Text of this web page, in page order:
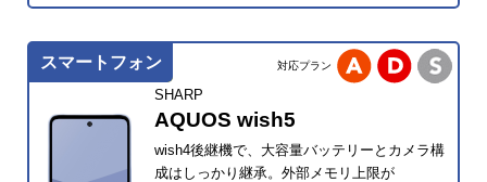
スマートフォン 対応プラン
SHARP
AQUOS wish5
wish4後継機で、大容量バッテリーとカメラ構
成はしっかり継承。外部メモリ上限が